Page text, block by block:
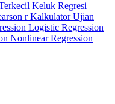
Keluk Regresi
r KalkulatorUjian
Logistic Regression
Nonlinear Regression